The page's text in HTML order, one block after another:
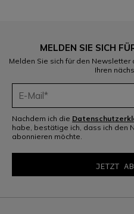
MELDEN SIE SICH
Melden Sie sich für den
Ihren
Nachdem ich die
habe, bestätige ich, dass ich den
abonnieren möchte.